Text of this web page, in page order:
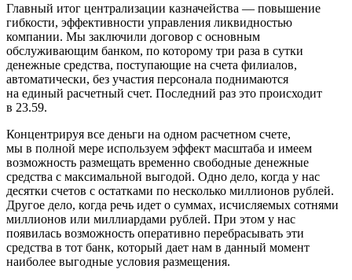
Главный итог централизации казначейства — повышение
гибкости, эффективности управления ликвидностью
компании. Мы заключили договор с основным
обслуживающим банком, по которому три раза в сутки
денежные средства, поступающие на счета филиалов,
автоматически, без участия персонала поднимаются
на единый расчетный счет. Последний раз это происходит
в 23.59.
Концентрируя все деньги на одном расчетном счете,
мы в полной мере используем эффект масштаба и имеем
возможность размещать временно свободные денежные
средства с максимальной выгодой. Одно дело, когда у нас
десятки счетов с остатками по несколько миллионов рублей.
Другое дело, когда речь идет о суммах, исчисляемых сотнями
миллионов или миллиардами рублей. При этом у нас
появилась возможность оперативно перебрасывать эти
средства в тот банк, который дает нам в данный момент
наиболее выгодные условия размещения.